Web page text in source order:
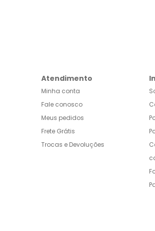
Atendimento
Minha conta
Fale conosco
Meus pedidos
Frete Grátis
Trocas e Devoluções